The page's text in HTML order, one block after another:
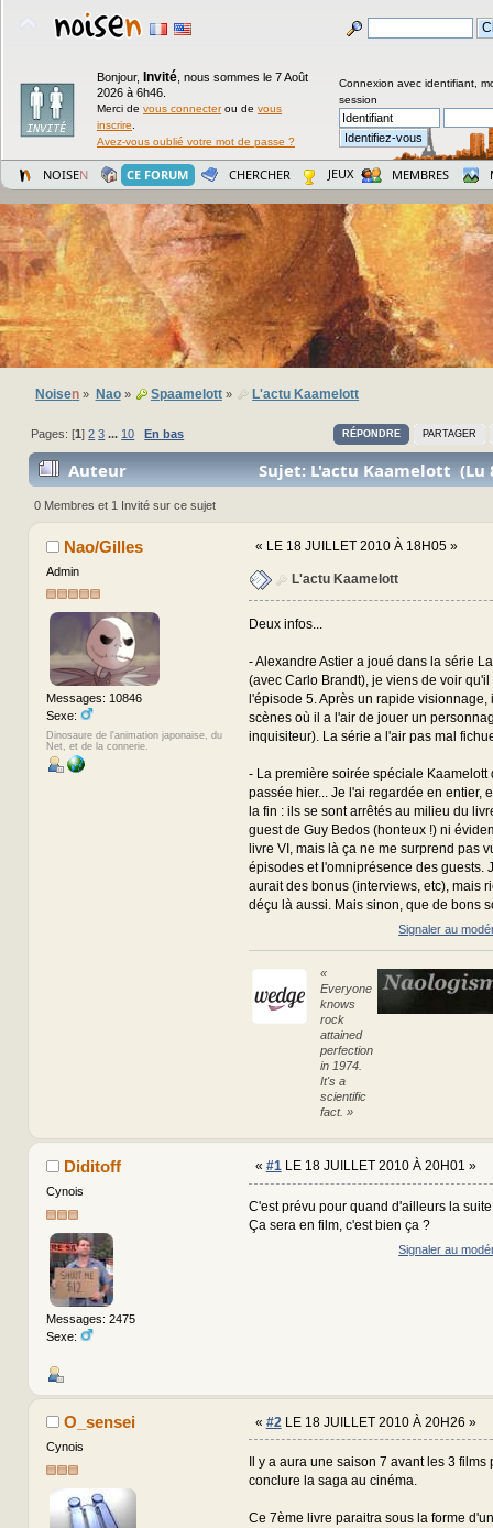
Bonjour, Invité nous sommes le 7 Août
2026 à 6h46.
Merci de vous connecterou de vous
inscrire
Avez-vous oublié votre mot de passe ?
Connexion avec identifiant,
session
NOISEN CE FORUM CHERCHER JEUX MEMBRES
Noisen » Nao» Spaamelott» L'actu Kaamelott
RÉPONDRE PARTAGER
Pages: [1]2 3 ... 10 En bas
Auteur Sujet: L'actu Kaamelott (Lu
0 Membres et 1 Invité sur ce sujet
Nao/Gilles
Admin
Messages: 10846
Sexe:
Dinosaure de l'animation japonaise, du
Net, et de la connerie.
« LE 18 JUILLET 2010 À 18H05 »
L'actu Kaamelott
Deux infos...
- Alexandre Astier a joué dans la série
(avec Carlo Brandt), je viens de voir qu'il
l'épisode 5. Après un rapide visionnage,
scènes où il a l'air de jouer un
inquisiteur). La série a l'air pas mal
- La première soirée spéciale Kaamelott
passée hier... Je l'ai regardée en entier,
la fin : ils se sont arrêtés au milieu du
guest de Guy Bedos (honteux !) ni
livre VI, mais là ça ne me surprend pas
épisodes et l'omniprésence des guests.
aurait des bonus (interviews, etc), mais
déçu là aussi. Mais sinon, que de bons
Signaler au
«
Everyone
knows
rock
attained
perfection
in 1974.
It's a
scientific
fact. »
Diditoff
Cynois
Messages: 2475
Sexe:
« #1LE 18 JUILLET 2010 À 20H01 »
C'est prévu pour quand d'ailleurs la
Ça sera en film, c'est bien ça ?
Signaler au
O_sensei
Cynois
« #2 LE 18 JUILLET 2010 À 20H26 »
Il y a aura une saison 7 avant les 3 films
conclure la saga au cinéma.
Ce 7ème livre paraitra sous la forme